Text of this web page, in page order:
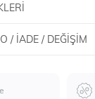
/ İADE / DEĞIŞIM